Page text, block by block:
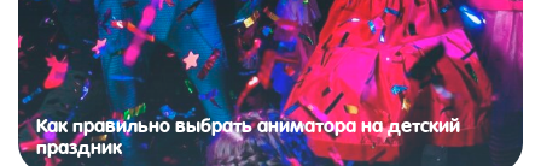
Как правильно выбрать аниматора на детский
праздник